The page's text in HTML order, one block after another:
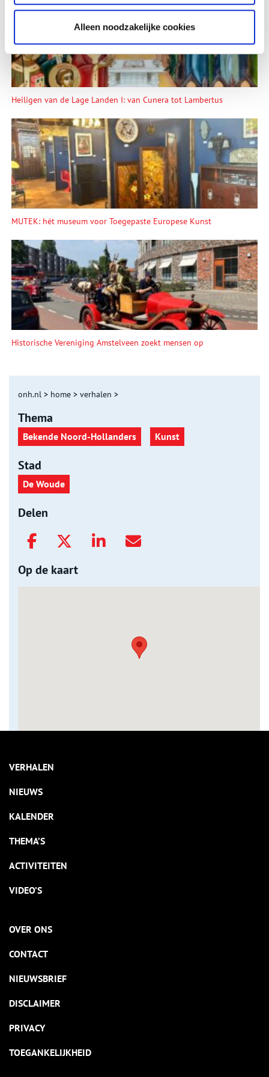
Alleen noodzakelijke cookies
Heiligen van de Lage Landen I: van Cunera tot Lambertus
MUTEK: hét museum voor Toegepaste Europese Kunst
Historische Vereniging Amstelveen zoekt mensen op
onh.nl > home > verhalen >
Thema
Bekende Noord-Hollanders Kunst
Stad
De Woude
Delen
Op de kaart
VERHALEN
NIEUWS
KALENDER
THEMA’S
ACTIVITEITEN
VIDEO’S
OVER ONS
CONTACT
NIEUWSBRIEF
DISCLAIMER
PRIVACY
TOEGANKELIJKHEID